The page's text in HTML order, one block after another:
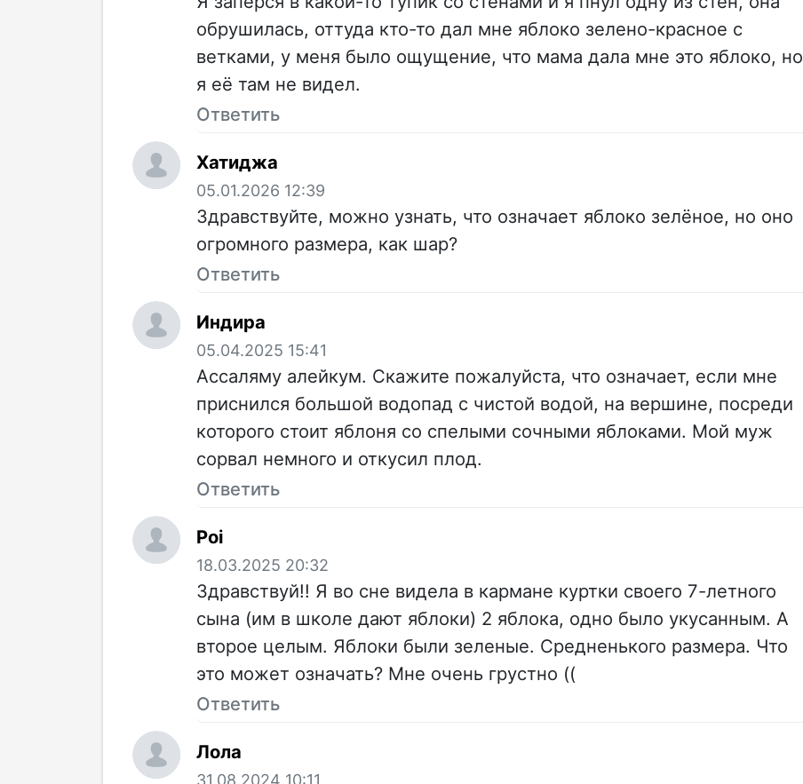
обрушилась, оттуда кто-то дал мне яблоко зелено-красное с
ветками, у меня было ощущение, что мама дала мне это яблоко, но
я её там не видел.
Ответить
Хатиджа
05.01.2026 12:39
Здравствуйте, можно узнать, что означает яблоко зелёное, но оно
огромного размера, как шар?
Ответить
Индира
05.04.2025 15:41
Ассаляму алейкум. Скажите пожалуйста, что означает, если мне
приснился большой водопад с чистой водой, на вершине, посреди
которого стоит яблоня со спелыми сочными яблоками. Мой муж
сорвал немного и откусил плод.
Ответить
Poi
18.03.2025 20:32
Здравствуй!! Я во сне видела в кармане куртки своего 7-летного
сына (им в школе дают яблоки) 2 яблока, одно было укусанным. А
второе целым. Яблоки были зеленые. Средненького размера. Что
это может означать? Мне очень грустно ((
Ответить
Лола
31.08.2024 10:11